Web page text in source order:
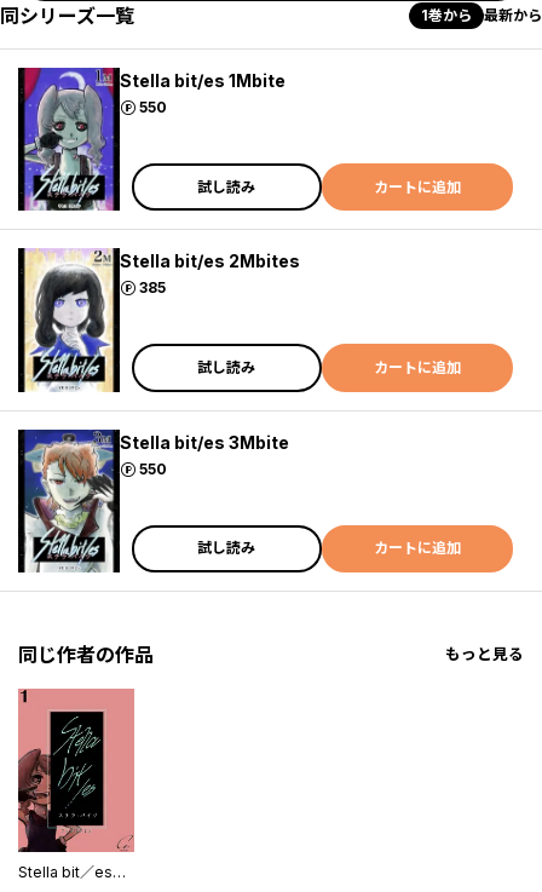
同シリーズ一覧 1巻から 最新から
Stella bit/es 1Mbite
550
ポイント
試し読み カートに追加
Stella bit/es 2Mbites
385
ポイント
試し読み カートに追加
Stella bit/es 3Mbite
550
ポイント
試し読み カートに追加
同じ作者の作品 もっと見る
Stella bit／es【単話版】